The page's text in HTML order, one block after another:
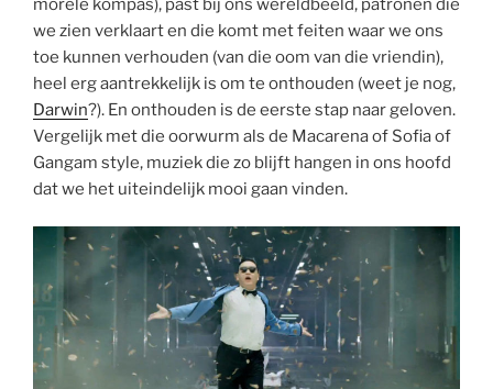
we zien verklaart en die komt met feiten waar we ons
toe kunnen verhouden (van die oom van die vriendin),
heel erg aantrekkelijk is om te onthouden (weet je nog,
Darwin?). En onthouden is de eerste stap naar geloven.
Vergelijk met die oorwurm als de Macarena of Sofia of
Gangam style, muziek die zo blijft hangen in ons hoofd
dat we het uiteindelijk mooi gaan vinden.